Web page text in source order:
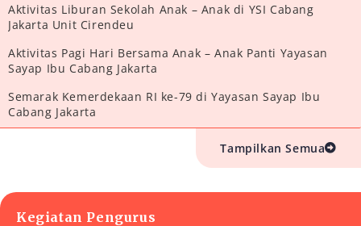
Aktivitas Liburan Sekolah Anak – Anak di YSI Cabang
Jakarta Unit Cirendeu
Aktivitas Pagi Hari Bersama Anak – Anak Panti Yayasan
Sayap Ibu Cabang Jakarta
Semarak Kemerdekaan RI ke-79 di Yayasan Sayap Ibu
Cabang Jakarta
Tampilkan Semua
Kegiatan Pengurus